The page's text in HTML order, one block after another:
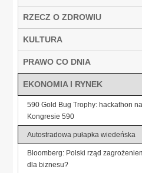
RZECZ O ZDROWIU
KULTURA
PRAWO CO DNIA
EKONOMIA I RYNEK
590 Gold Bug Trophy: hackathon na
Kongresie 590
Autostradowa pułapka wiedeńska
Bloomberg: Polski rząd
dla biznesu?